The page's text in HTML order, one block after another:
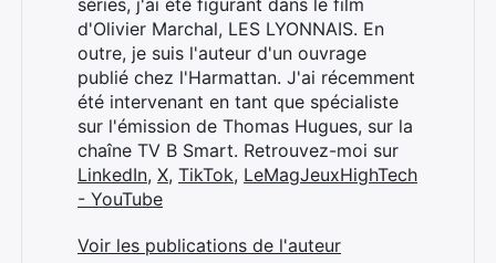
séries, j'ai été figurant dans le film
d'Olivier Marchal, LES LYONNAIS. En
outre, je suis l'auteur d'un ouvrage
publié chez l'Harmattan. J'ai récemment
été intervenant en tant que spécialiste
sur l'émission de Thomas Hugues, sur la
chaîne TV B Smart. Retrouvez-moi sur
LinkedIn, X, TikTok, LeMagJeuxHighTech
- YouTube
Voir les publications de l'auteur